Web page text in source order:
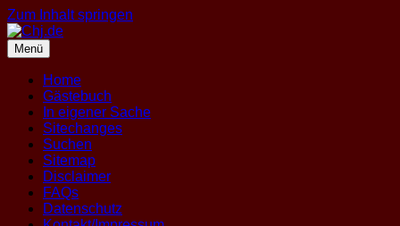
Zum Inhalt springen
Menü
Home
Gästebuch
In eigener Sache
Sitechanges
Suchen
Sitemap
Disclaimer
FAQs
Datenschutz